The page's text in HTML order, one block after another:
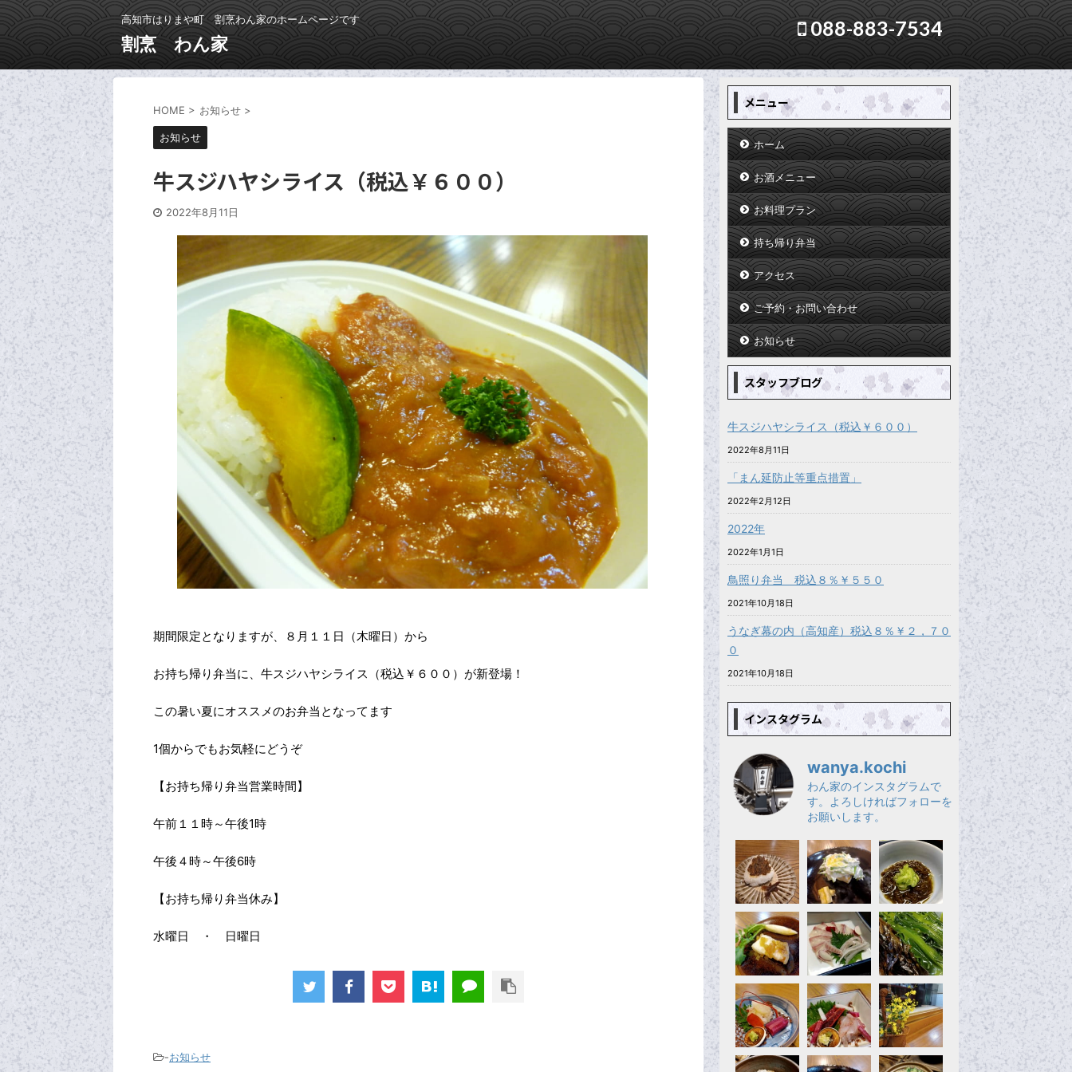
高知市はりまや町 割烹わん家のホームページです
割烹 わん家
088-883-7534
HOME > お知らせ >
お知らせ
牛スジハヤシライス（税込￥６００）
2022年8月11日
期間限定となりますが、８月１１日（木曜日）から
お持ち帰り弁当に、牛スジハヤシライス（税込￥６００）が新登場！
この暑い夏にオススメのお弁当となってます
1個からでもお気軽にどうぞ
【お持ち帰り弁当営業時間】
午前１１時～午後1時
午後４時～午後6時
【お持ち帰り弁当休み】
水曜日 ・ 日曜日
-お知らせ
メニュー
ホーム
お酒メニュー
お料理プラン
持ち帰り弁当
アクセス
ご予約・お問い合わせ
お知らせ
スタッフブログ
牛スジハヤシライス（税込￥６００）
2022年8月11日
「まん延防止等重点措置」
2022年2月12日
2022年
2022年1月1日
鳥照り弁当 税込８％￥５５０
2021年10月18日
うなぎ幕の内（高知産）税込８％￥２，７０
０
2021年10月18日
インスタグラム
wanya.kochi
わん家のインスタグラムで
す。よろしければフォローを
お願いします。